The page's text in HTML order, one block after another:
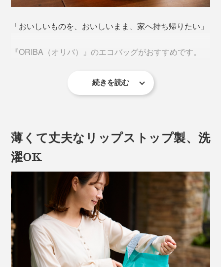
「おいしいものを、おいしいまま、家へ持ち帰りたい」
『ORIBA（オリバ）』のエコバッグがおすすめです。
写真は『ORIBA』Mサイズ。上からシグネチャーブラック、ミントブルー、ダー
クグレー
開くと、大きな正方形の底マチが出現。しかも、自立し
続きを読む
薄くて丈夫なリップストップ製、洗
濯OK